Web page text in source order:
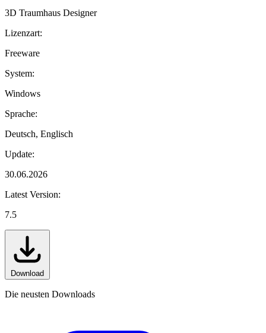
3D Traumhaus Designer
Lizenzart:
Freeware
System:
Windows
Sprache:
Deutsch, Englisch
Update:
30.06.2026
Latest Version:
7.5
Download
Die neusten Downloads